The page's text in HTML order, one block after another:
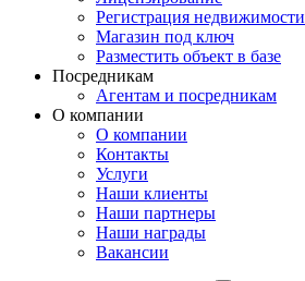
Регистрация недвижимости
Магазин под ключ
Разместить объект в базе
Посредникам
Агентам и посредникам
О компании
О компании
Контакты
Услуги
Наши клиенты
Наши партнеры
Наши награды
Вакансии